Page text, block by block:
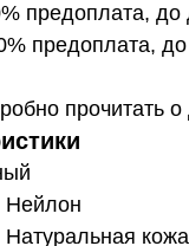
предоплата, до
предоплата,
прочитать
Нейлон
кожа